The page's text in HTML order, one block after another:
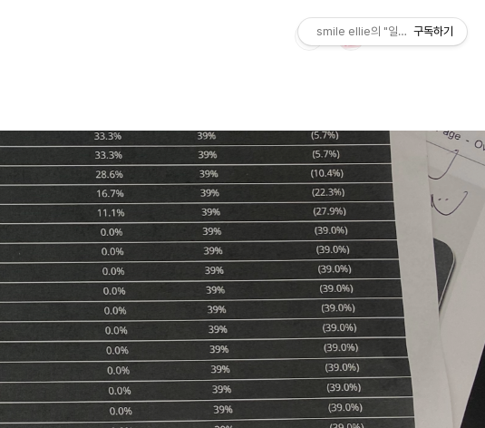
smile ellie의 "일상 시트콤"
구독하기